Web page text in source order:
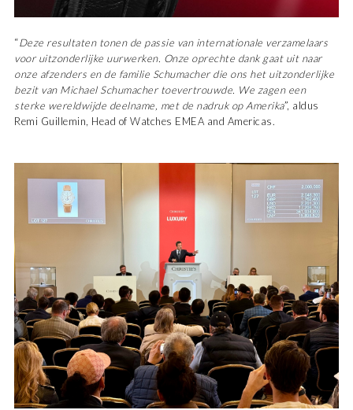
“Deze resultaten tonen de passie van internationale verzamelaars
voor uitzonderlijke uurwerken. Onze oprechte dank gaat uit naar
onze afzenders en de familie Schumacher die ons het uitzonderlijke
bezit van Michael Schumacher toevertrouwde. We zagen een
sterke wereldwijde deelname, met de nadruk op Amerika”, aldus
Remi Guillemin, Head of Watches EMEA and Americas.